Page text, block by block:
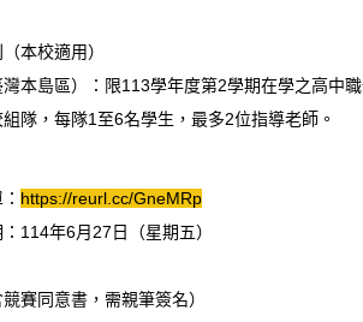
本校適用）
灣本島區）：限113學年度第2學期在學之高中
組隊，每隊1至6名學生，最多2位指導老師。
https://reurl.cc/GneMRp
114年6月27日（星期五）
同意書，需親筆簽名）